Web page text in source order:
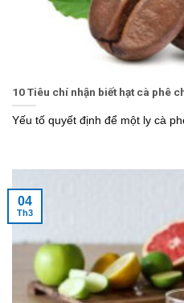
10 Tiêu chí nhận biết hạt cà phê
Yếu tố quyết định để một ly cà
04
Th3